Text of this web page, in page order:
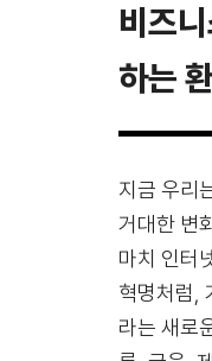
비즈
하는
지금 우리
거대한 변
마치 인터
혁명처럼,
라는 새로